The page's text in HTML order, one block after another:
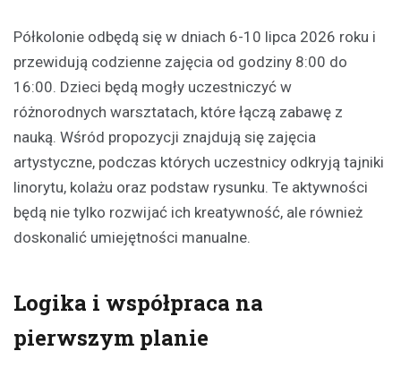
Półkolonie odbędą się w dniach 6-10 lipca 2026 roku i
przewidują codzienne zajęcia od godziny 8:00 do
16:00. Dzieci będą mogły uczestniczyć w
różnorodnych warsztatach, które łączą zabawę z
nauką. Wśród propozycji znajdują się zajęcia
artystyczne, podczas których uczestnicy odkryją tajniki
linorytu, kolażu oraz podstaw rysunku. Te aktywności
będą nie tylko rozwijać ich kreatywność, ale również
doskonalić umiejętności manualne.
Logika i współpraca na
pierwszym planie